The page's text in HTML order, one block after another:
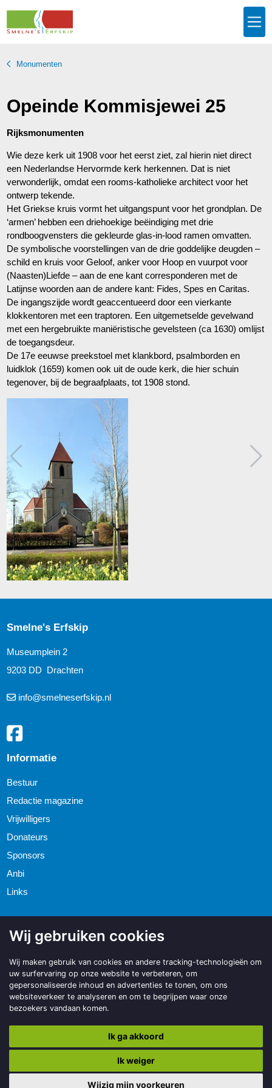
Wij gebruiken cookies
Wij maken gebruik van cookies en andere tracking-technologieën om
uw surfervaring op onze website te verbeteren, om
gepersonaliseerde inhoud en advertenties te tonen, om ons
websiteverkeer te analyseren en om te begrijpen waar onze
bezoekers vandaan komen.
Ik ga akkoord
Ik weiger
Wijzig mijn voorkeuren
Monumenten
Opeinde Kommisjewei 25
Rijksmonumenten
Wie deze kerk uit 1908 voor het eerst ziet, zal hierin niet direct
een Nederlandse Hervormde kerk herkennen. Dat is niet
verwonderlijk, omdat een rooms-katholieke architect voor het
ontwerp tekende.
Het Griekse kruis vormt het uitgangspunt voor het grondplan. De
‘armen’ hebben een driehoekige beëindiging met drie
rondboogvensters die gekleurde glas-in-lood ramen omvatten.
De symbolische voorstellingen van de drie goddelijke deugden –
schild en kruis voor Geloof, anker voor Hoop en vuurpot voor
(Naasten)Liefde – aan de ene kant corresponderen met de
Latijnse woorden aan de andere kant: Fides, Spes en Caritas.
De ingangszijde wordt geaccentueerd door een vierkante
klokkentoren met een traptoren. Een uitgemetselde gevelwand
met een hergebruikte maniëristische gevelsteen (ca 1630) omlijst
de toegangsdeur.
De 17e eeuwse preekstoel met klankbord, psalmborden en
luidklok (1659) komen ook uit de oude kerk, die hier schuin
tegenover, bij de begraafplaats, tot 1908 stond.
Smelne's Erfskip
Museumplein 2
9203 DD Drachten
info@smelneserfskip.nl
Informatie
Bestuur
Redactie magazine
Vrijwilligers
Donateurs
Sponsors
Anbi
Links
BO. Be Original
DXP®
Informatie Cookie instellingen